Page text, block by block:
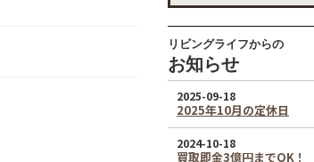
リビングライフからの
お知らせ